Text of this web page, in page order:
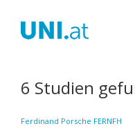
Inhalt
springen
6 Studien
Ferdinand Porsche FERNFH